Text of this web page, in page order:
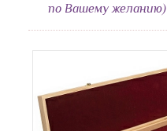
по Вашему желанию)